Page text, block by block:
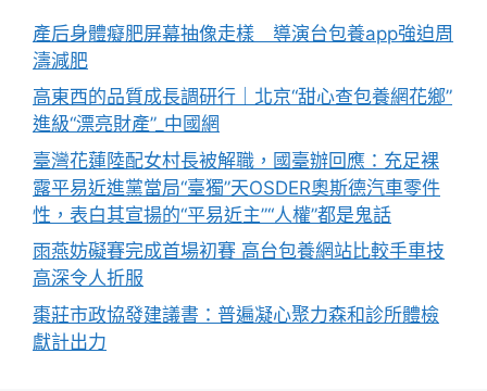
產后身體癡肥屏幕抽像走樣 導演台包養app強迫周
濤減肥
高東西的品質成長調研行｜北京“甜心查包養網花鄉”
進級“漂亮財產”_中國網
臺灣花蓮陸配女村長被解職，國臺辦回應：充足裸
露平易近進黨當局“臺獨”天OSDER奧斯德汽車零件
性，表白其宣揚的“平易近主”“人權”都是鬼話
雨燕妨礙賽完成首場初賽 高台包養網站比較手車技
高深令人折服
棗莊市政協發建議書：普遍凝心聚力森和診所體檢
獻計出力